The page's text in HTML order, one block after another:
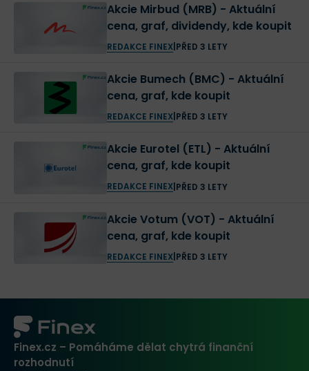
Akcie Mirbud (MRB) - Aktuální
cena, graf, dividendy, kde koupit
REDAKCE FINEX| PŘED 3 LETY
Akcie Bumech (BMC) - Aktuální
cena, graf, kde koupit
REDAKCE FINEX| PŘED 3 LETY
Akcie Eurotel (ETL) - Aktuální
cena, graf, kde koupit
REDAKCE FINEX| PŘED 3 LETY
Akcie Votum (VOT) - Aktuální
cena, graf, kde koupit
REDAKCE FINEX| PŘED 3 LETY
Finex.cz – Pomáháme dělat chytrá finanční
rozhodnutí